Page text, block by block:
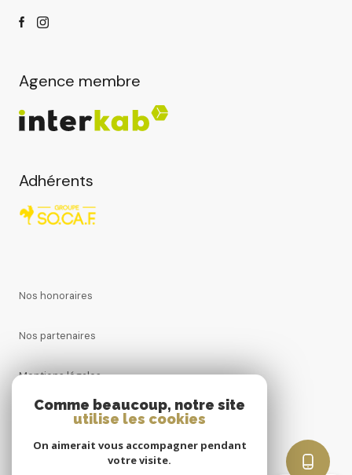
Agence membre
Adhérents
Nos honoraires
Nos partenaires
Mentions légales
Comme beaucoup, notre site
utilise les cookies
On aimerait vous accompagner pendant
votre visite.